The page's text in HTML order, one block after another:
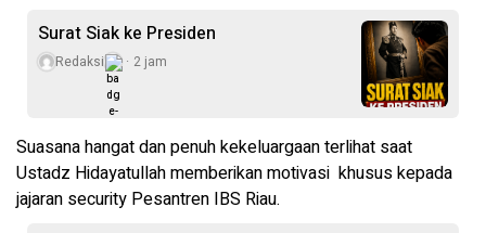
Surat Siak ke Presiden
Redaksi 2 jam
Suasana hangat dan penuh kekeluargaan terlihat saat
Ustadz Hidayatullah memberikan motivasi khusus kepada
jajaran security Pesantren IBS Riau.